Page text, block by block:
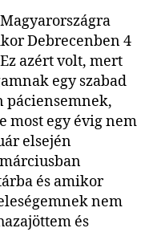
Debrecenben 4
azért volt, mert
egy szabad
páciensemnek,
most egy évig nem
elsején
és amikor
nem
és